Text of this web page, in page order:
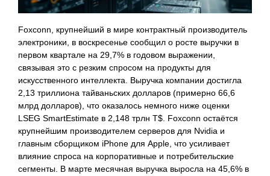
Foxconn, крупнейший в мире контрактный производитель
электроники, в воскресенье сообщил о росте выручки в
первом квартале на 29,7% в годовом выражении,
связывая это с резким спросом на продукты для
искусственного интеллекта. Выручка компании достигла
2,13 триллиона тайваньских долларов (примерно 66,6
млрд долларов), что оказалось немного ниже оценки
LSEG SmartEstimate в 2,148 трлн T$. Foxconn остаётся
крупнейшим производителем серверов для Nvidia и
главным сборщиком iPhone для Apple, что усиливает
влияние спроса на корпоративные и потребительские
сегменты. В марте месячная выручка выросла на 45,6% в